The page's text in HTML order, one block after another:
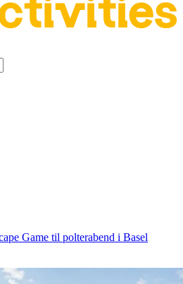
Game til polterabend i Basel